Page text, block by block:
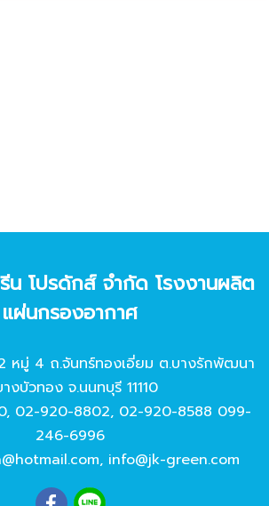
น โปรดักส์ จํากัด โรงงานผลิต
แผ่นกรองอากาศ
หมู่ 4 ถ.จันทร์ทองเอี่ยม ต.บางรักพัฒนา
งบัวทอง จ.นนทบุรี 11110
, 02-920-8802, 02-920-8588 099-
246-6996
, info@jk-green.com